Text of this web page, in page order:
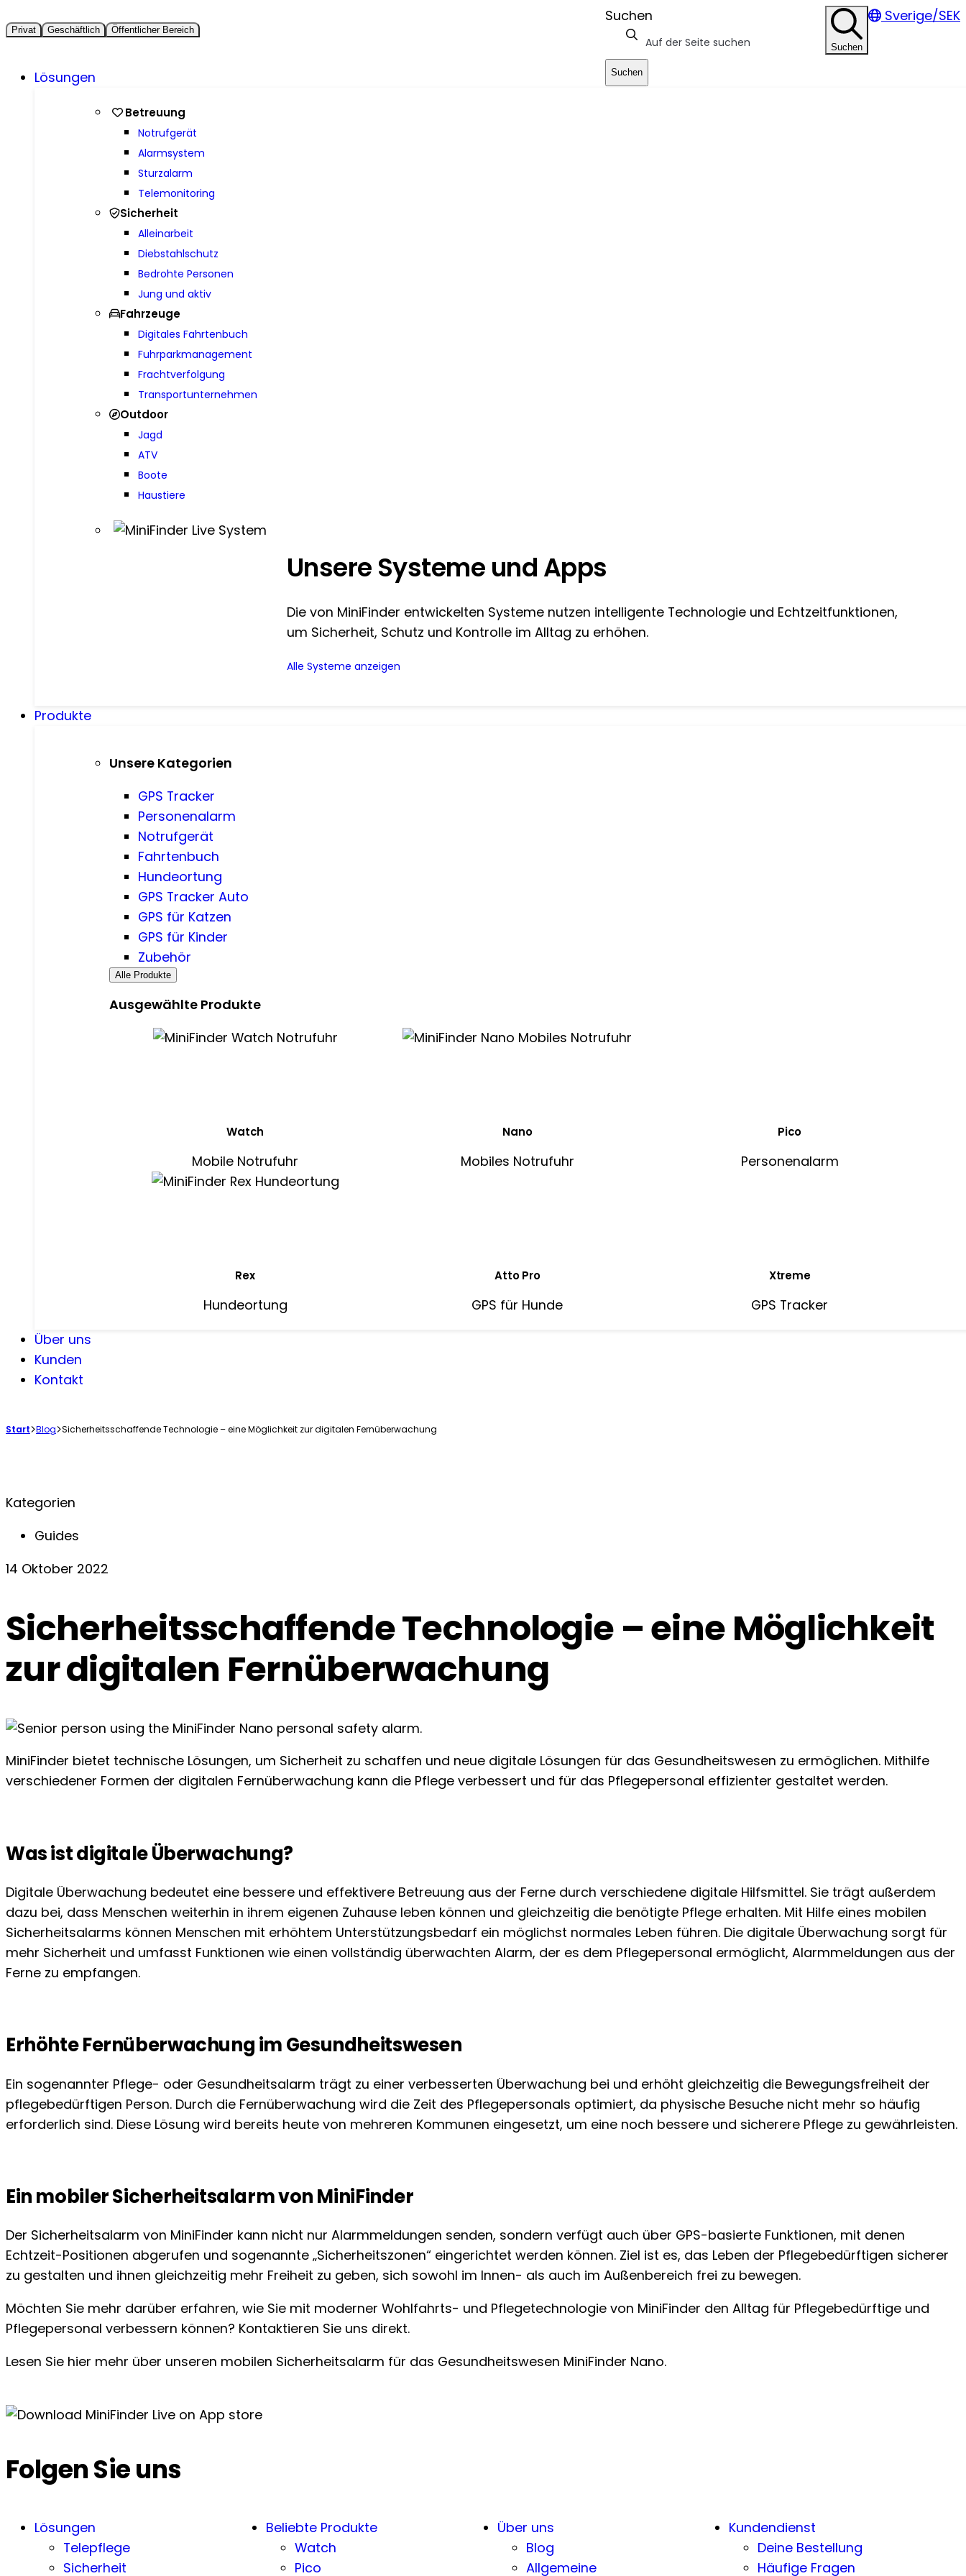
Privat Geschäftlich Öffentlicher Bereich
Suchen
Suchen
Suchen
Sverige/SEK
Lösungen
Betreuung
Notrufgerät
Alarmsystem
Sturzalarm
Telemonitoring
Sicherheit
Alleinarbeit
Diebstahlschutz
Bedrohte Personen
Jung und aktiv
Fahrzeuge
Digitales Fahrtenbuch
Fuhrparkmanagement
Frachtverfolgung
Transportunternehmen
Outdoor
Jagd
ATV
Boote
Haustiere
Unsere Systeme und Apps
Die von MiniFinder entwickelten Systeme nutzen intelligente Technologie und Echtzeitfunktionen,
um Sicherheit, Schutz und Kontrolle im Alltag zu erhöhen.
Alle Systeme anzeigen
Produkte
Unsere Kategorien
GPS Tracker
Personenalarm
Notrufgerät
Fahrtenbuch
Hundeortung
GPS Tracker Auto
GPS für Katzen
GPS für Kinder
Zubehör
Alle Produkte
Ausgewählte Produkte
Watch
Mobile Notrufuhr
Nano
Mobiles Notrufuhr
Pico
Personenalarm
Rex
Hundeortung
Atto Pro
GPS für Hunde
Xtreme
GPS Tracker
Über uns
Kunden
Kontakt
Start Blog Sicherheits­schaffende Technologie – eine Möglichkeit zur digitalen Fernüberwachung
Kategorien
Guides
14 Oktober 2022
Sicherheits­schaffende Technologie – eine Möglichkeit
zur digitalen Fernüberwachung
MiniFinder bietet technische Lösungen, um Sicherheit zu schaffen und neue digitale Lösungen für das Gesundheitswesen zu ermöglichen. Mithilfe
verschiedener Formen der digitalen Fernüberwachung kann die Pflege verbessert und für das Pflegepersonal effizienter gestaltet werden.
Was ist digitale Überwachung?
Digitale Überwachung bedeutet eine bessere und effektivere Betreuung aus der Ferne durch verschiedene digitale Hilfsmittel. Sie trägt außerdem
dazu bei, dass Menschen weiterhin in ihrem eigenen Zuhause leben können und gleichzeitig die benötigte Pflege erhalten. Mit Hilfe eines mobilen
Sicherheitsalarms können Menschen mit erhöhtem Unterstützungsbedarf ein möglichst normales Leben führen. Die digitale Überwachung sorgt für
mehr Sicherheit und umfasst Funktionen wie einen vollständig überwachten Alarm, der es dem Pflegepersonal ermöglicht, Alarmmeldungen aus der
Ferne zu empfangen.
Erhöhte Fernüberwachung im Gesundheitswesen
Ein sogenannter Pflege- oder Gesundheitsalarm trägt zu einer verbesserten Überwachung bei und erhöht gleichzeitig die Bewegungsfreiheit der
pflegebedürftigen Person. Durch die Fernüberwachung wird die Zeit des Pflegepersonals optimiert, da physische Besuche nicht mehr so häufig
erforderlich sind. Diese Lösung wird bereits heute von mehreren Kommunen eingesetzt, um eine noch bessere und sicherere Pflege zu gewährleisten.
Ein mobiler Sicherheitsalarm von MiniFinder
Der Sicherheitsalarm von MiniFinder kann nicht nur Alarmmeldungen senden, sondern verfügt auch über GPS-basierte Funktionen, mit denen
Echtzeit-Positionen abgerufen und sogenannte „Sicherheitszonen“ eingerichtet werden können. Ziel ist es, das Leben der Pflegebedürftigen sicherer
zu gestalten und ihnen gleichzeitig mehr Freiheit zu geben, sich sowohl im Innen- als auch im Außenbereich frei zu bewegen.
Möchten Sie mehr darüber erfahren, wie Sie mit moderner Wohlfahrts- und Pflegetechnologie von MiniFinder den Alltag für Pflegebedürftige und
Pflegepersonal verbessern können? Kontaktieren Sie uns direkt.
Lesen Sie hier mehr über unseren mobilen Sicherheitsalarm für das Gesundheitswesen MiniFinder Nano.
Folgen Sie uns
Lösungen
Telepflege
Sicherheit
Beliebte Produkte
Watch
Pico
Über uns
Blog
Allgemeine
Kundendienst
Deine Bestellung
Häufige Fragen